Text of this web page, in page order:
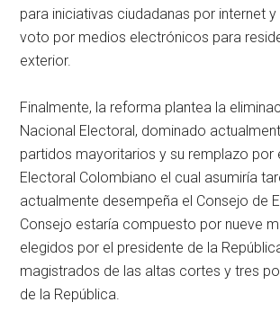
para iniciativas ciudadanas por internet
voto por medios electrónicos para
exterior.
Finalmente, la reforma plantea la
Nacional Electoral, dominado
partidos mayoritarios y su remplazo por
Electoral Colombiano el cual asumiría
actualmente desempeña el Consejo de
Consejo estaría compuesto por nueve
elegidos por el presidente de la
magistrados de las altas cortes y tres
de la República.